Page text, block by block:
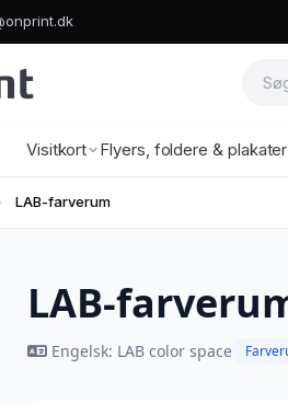
Visitkort Flyers, foldere & plakater
LAB-farverum
LAB-
Engelsk: LAB color space